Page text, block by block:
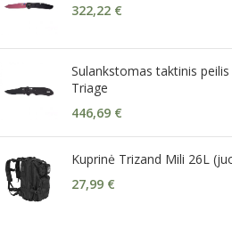
322,22 €
Sulankstomas taktinis
Triage
446,69 €
Kuprinė Trizand Mili 26L
27,99 €